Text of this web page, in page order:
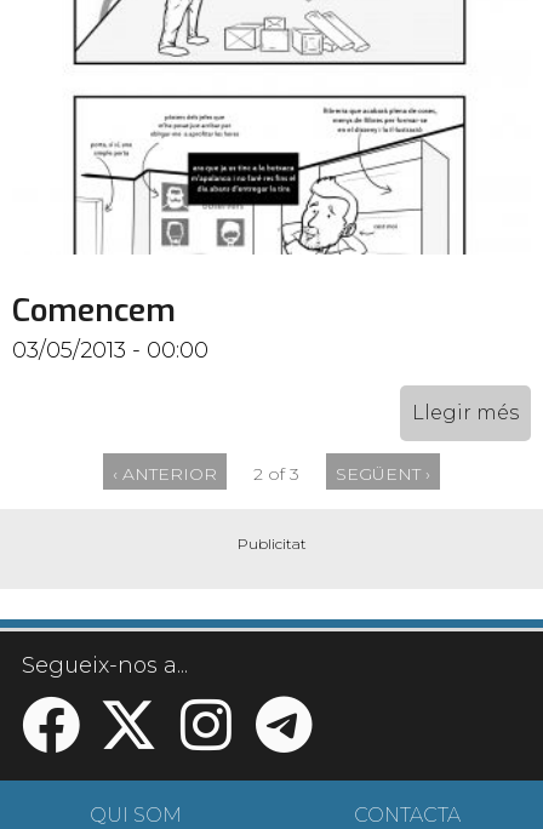
Comencem
03/05/2013 - 00:00
Llegir més
‹ ANTERIOR 2 of 3 SEGÜENT ›
Segueix-nos a...
QUI SOM CONTACTA